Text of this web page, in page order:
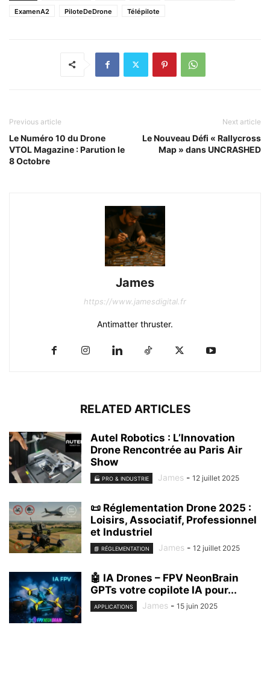
ExamenA2
PiloteDeDrone Télépilote
Previous article
Le Numéro 10 du Drone
VTOL Magazine : Parution le
8 Octobre
Next article
Le Nouveau Défi « Rallycross
Map » dans UNCRASHED
James
https://www.jamesdigital.fr
Antimatter thruster.
RELATED ARTICLES
Autel Robotics : L’Innovation
Drone Rencontrée au Paris Air
Show
🏭 PRO & INDUSTRIE James - 12 juillet 2025
📜 Réglementation Drone 2025 :
Loisirs, Associatif, Professionnel
et Industriel
📘 RÉGLEMENTATION James - 12 juillet 2025
🤖 IA Drones – FPV NeonBrain
GPTs votre copilote IA pour...
APPLICATIONS James - 15 juin 2025